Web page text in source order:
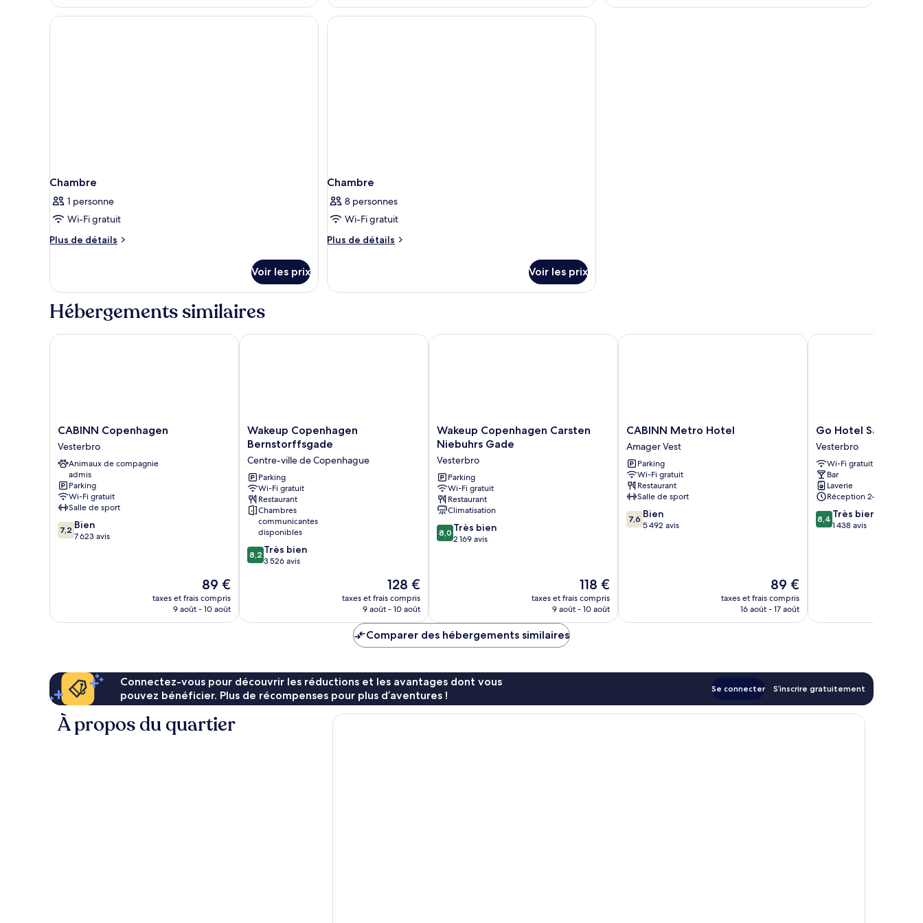
le
Chambre
1 personne
Wi-Fi gratuit
Plus de détails
Plus
le
type
de
Chambre
Voir les prix
Chambre
8 personnes
Wi-Fi gratuit
Plus de détails
Plus
le
Chambre
Voir les prix
Hébergements similaires
CABINN
Copenhagen
Vesterbro
CABINN Copenhagen
Vesterbro
Animaux de compagnie
admis
Parking
Wi-Fi gratuit
Salle de sport
7.2
sur
7,2 Bien
7 623 avis
Le
nouveau
prix
89 €
taxes et frais compris
9 août - 10 août
CABINN Copenhagen
Wakeup
Copenhagen
Bernstorffsgade
Centre-
ville
de
Copenhague
Wakeup Copenhagen
Bernstorffsgade
Centre-ville de Copenhague
Parking
Wi-Fi gratuit
Restaurant
Chambres
communicantes
disponibles
8.2
sur
8,2 Très bien
3 526 avis
Le
nouveau
prix
de
128 €
128 €
taxes et frais compris
9 août - 10 août
Wakeup Copenhagen Bernstorffsgade
Wakeup
Copenhagen
Niebuhrs
Gade
Vesterbro
Wakeup Copenhagen Carsten
Niebuhrs Gade
Vesterbro
Parking
Wi-Fi gratuit
Restaurant
Climatisation
8.0
sur
8,0 Très bien
2 169 avis
Le
nouveau
prix
118 €
taxes et frais compris
9 août - 10 août
Wakeup Copenhagen Carsten Niebuhrs Gade
CABINN
Metro
Hotel
Amager
Vest
CABINN Metro Hotel
Amager Vest
Parking
Wi-Fi gratuit
Restaurant
Salle de sport
7.6
sur
7,6 Bien
5 492 avis
Le
nouveau
prix
89 €
taxes et frais compris
16 août - 17 août
CABINN Metro Hotel
Go
Hotel
Saga
Vesterbro
Go Hotel Saga
Vesterbro
Wi-Fi gratuit
Bar
Laverie
Réception 24 h/24
8.4
sur
8,4 Très bien
1 438 avis
Go Hotel Saga
Comparer des hébergements similaires
Connectez-vous pour découvrir les réductions et les avantages dont vous
pouvez bénéficier. Plus de récompenses pour plus d’aventures !
Se connecter S’inscrire gratuitement
À propos du quartier